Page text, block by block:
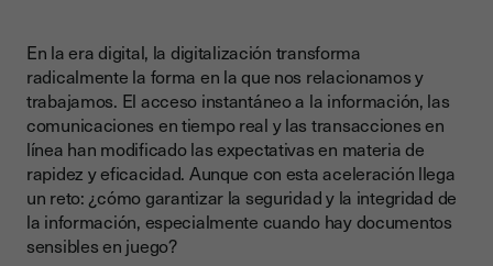
Firma electrónica avanzada
Firma electrónica avanzada y certificado cualificado
Firma electrónica cualificada
¿Qué es exactamente la firma electrónica avanzada con
certificado cualificado?
La identidad del signatario en el centro del proceso de firma
En la era digital, la digitalización transforma
radicalmente la forma en la que nos relacionamos y
trabajamos. El acceso instantáneo a la información, las
comunicaciones en tiempo real y las transacciones en
línea han modificado las expectativas en materia de
rapidez y eficacidad. Aunque con esta aceleración llega
un reto: ¿cómo garantizar la seguridad y la integridad de
la información, especialmente cuando hay documentos
sensibles en juego?